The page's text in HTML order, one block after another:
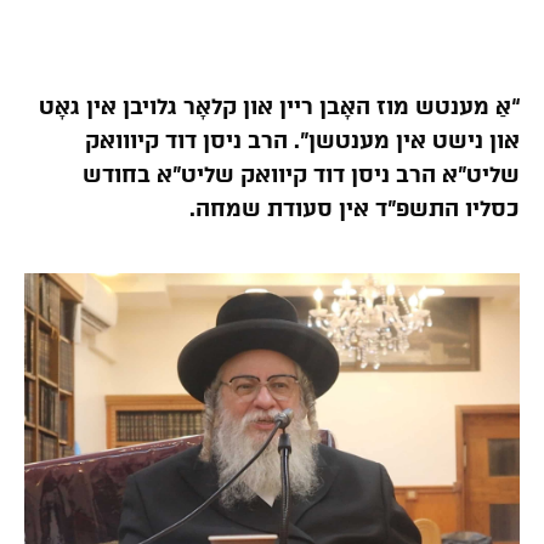
“אַ מענטש מוז האָבן ריין און קלאָר גלויבן אין גאָט
און נישט אין מענטשן”. הרב ניסן דוד קיווואק
שליט”א הרב ניסן דוד קיוואק שליט”א בחודש
כסליו התשפ”ד אין סעודת שמחה.